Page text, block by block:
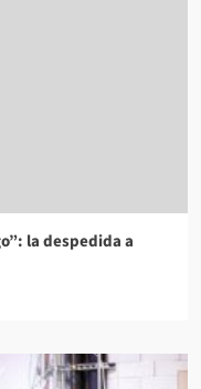
la despedida a